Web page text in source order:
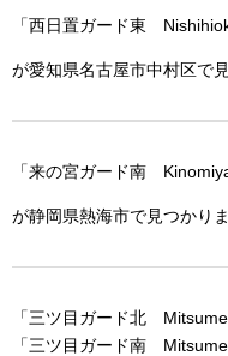
「西日置ガード東
が愛知県名古屋市中村区で
「来の宮ガード南
が静岡県熱海市で見つかり
「三ツ目ガード北
「三ツ目ガード南 Mitsume